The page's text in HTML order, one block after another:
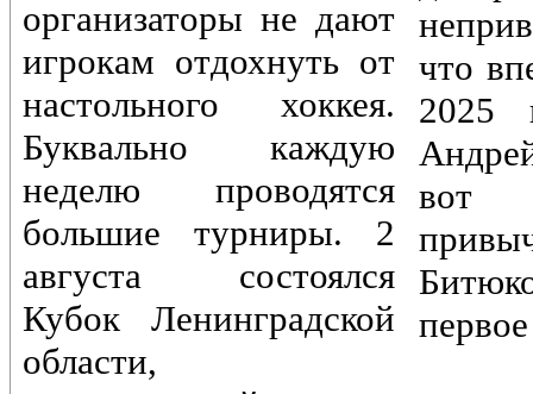
организаторы не дают
игрокам отдохнуть от
настольного хоккея.
Буквально каждую
неделю проводятся
большие турниры. 2
августа состоялся
Кубок Ленинградской
области,
что
2025
вот